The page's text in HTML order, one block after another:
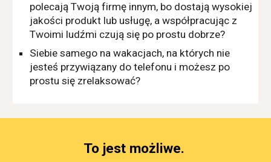
polecają Twoją firmę innym, bo dostają wysokiej
jakości produkt lub usługę, a współpracując z
Twoimi ludźmi czują się po prostu dobrze?
Siebie samego na wakacjach, na których nie
jesteś przywiązany do telefonu i możesz po
prostu się zrelaksować?
To jest możliwe.